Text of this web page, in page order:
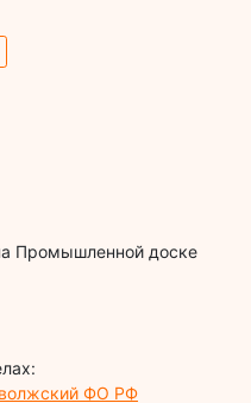
Промышленной доске
ФО РФ